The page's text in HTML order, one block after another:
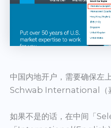
中国内地开户，需要确保左
Schwab International（嘉
如果不是的话，在中间「